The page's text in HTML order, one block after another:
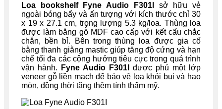
Loa bookshelf Fyne Audio F301I
sở hữu vẻ
ngoài bóng bẩy và ấn tượng với kích thước chỉ 30
x 19 x 27.1 cm, trọng lượng 5.3 kg/loa. Thùng loa
được làm bằng gỗ MDF cao cấp với kết cấu chắc
chắn, bền bỉ. Bên trong thùng loa được gia cố
bằng thanh giằng mastic giúp tăng độ cứng và hạn
chế tối đa các cộng hưởng tiêu cực trong quá trình
vận hành.
Fyne Audio F301I
được phủ một lớp
veneer gỗ liền mạch để bảo vệ loa khỏi bụi và hao
mòn, đồng thời tăng thêm tính thẩm mỹ.